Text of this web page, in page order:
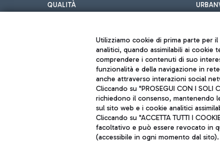
QUALITÀ
Aeroporti di Roma S.p.A. - Società soggetta a direzione e
Codice fiscale e Registro delle Imprese di Roma 13032990155 P.
Capitale sociale 62.224.743,00 int. vers.
Sede legale: Via Pier Paolo Racchetti 1 - 00054 Fiumicino (RM)
Utilizziamo cookie di prima parte per
analitici, quando assimilabili ai
comprendere i contenuti di suo
funzionalità e della navigazione in
anche attraverso interazioni social
Cliccando su "PROSEGUI CON I
richiedono il consenso, mantenendo
sul sito web e i cookie analitici
Cliccando su "ACCETTA TUTTI I
facoltativo e può essere revocato in
(accessibile in ogni momento dal sito).